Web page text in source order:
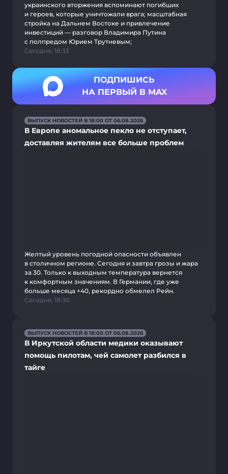
украинского вторжения вспоминают погибших
и героев, которые уничтожали врага; масштабная
стройка на Дальнем Востоке и привлечение
инвестиций — разговор Владимира Путина
с полпредом Юрием Трутневым;
Сегодня, 18:33
ПОДПИШИСЬ
НА ПЕРВЫЙ В MAX
ВЫПУСК НОВОСТЕЙ В 18:00 ОТ 06.08.2026
В Европе аномальное пекло не отступает,
доставляя жителям все больше проблем
Желтый уровень погодной опасности объявлен
в столичном регионе. Сегодня и завтра грозы и жара
за 30. Только к выходным температура вернется
к комфортным значениям. В Германии, где уже
больше месяца +40, рекордно обмелел Рейн.
Сегодня, 18:30
ВЫПУСК НОВОСТЕЙ В 18:00 ОТ 06.08.2026
В Иркутской области медики оказывают
помощь пилотам, чей самолет разбился в
тайге